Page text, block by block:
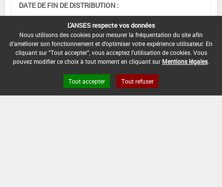
DATE DE FIN DE DISTRIBUTION :
-
DATE DE FIN D'UTILISATION :
-
L'ANSES respecte vos données
Nous utilisons des cookies pour mesurer la fréquentation du site afin
d'améliorer son fonctionnement et d'optimiser votre expérience utilisateur. En
cliquant sur "Tout accepter", vous acceptez l'utilisation de cookies. Vous
pouvez modifier ce choix à tout moment en cliquant sur Mentions légales
Tout accepter Tout refuser